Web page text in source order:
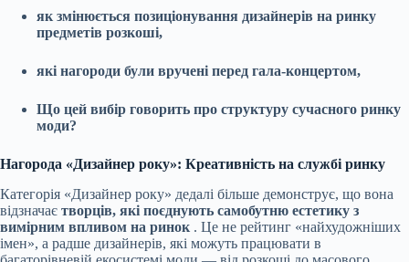
як змінюється позиціонування дизайнерів на ринку
предметів розкоші,
які нагороди були вручені перед гала-концертом,
Що цей вибір говорить про структуру сучасного ринку
моди?
Нагорода «Дизайнер року»: Креативність на службі ринку
Категорія «Дизайнер року» дедалі більше демонструє, що вона
відзначає творців, які поєднують самобутню естетику з
вимірним впливом на ринок . Це не рейтинг «найхудожніших
імен», а радше дизайнерів, які можуть працювати в